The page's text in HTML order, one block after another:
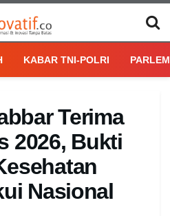
KABAR TNI-POLRI
Terima
2026, Bukti
Nasional